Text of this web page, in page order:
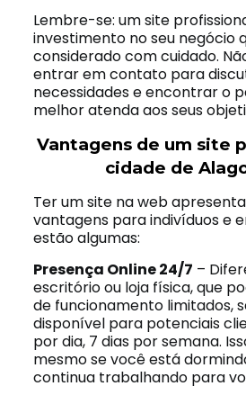
Lembre-se: um site
investimento no seu negócio
considerado com cuidado.
entrar em contato para
necessidades e encontrar o
melhor atenda aos seus
Vantagens de um site
cidade de
Ter um site na web
vantagens para indivíduos e
estão algumas:
Presença Online 24/7 –
escritório ou loja física, que
de funcionamento limitados,
disponível para potenciais
por dia, 7 dias por semana.
mesmo se você está
continua trabalhando para